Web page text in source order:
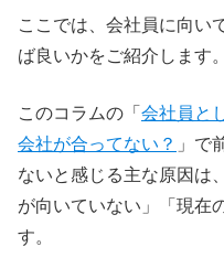
ここでは、会社員に向い
ば良いかをご紹介します。
このコラムの「 会社員と
会社が合ってない？ 」で
ないと感じる主な原因は
が向いていない」「現在
す。